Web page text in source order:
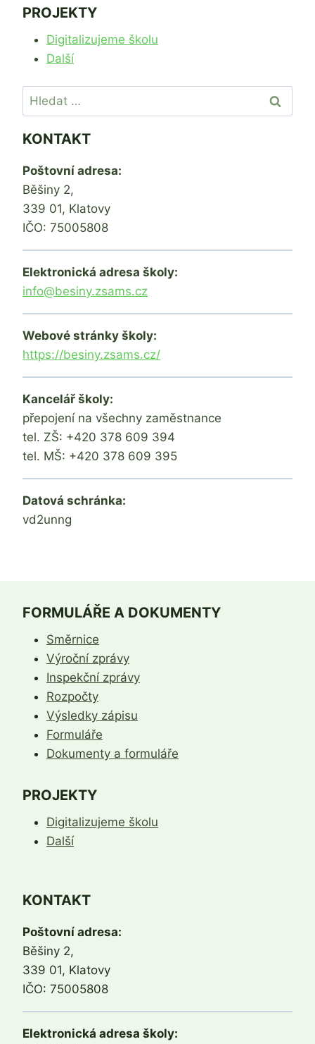
PROJEKTY
Digitalizujeme školu
Další
Vyhledávání
KONTAKT
Poštovní adresa:
Běšiny 2,
339 01, Klatovy
IČO: 75005808
Elektronická adresa školy:
info@besiny.zsams.cz
Webové stránky školy:
https://besiny.zsams.cz/
Kancelář školy:
přepojení na všechny zaměstnance
tel. ZŠ: +420 378 609 394
tel. MŠ: +420 378 609 395
Datová schránka:
vd2unng
FORMULÁŘE A DOKUMENTY
Směrnice
Výroční zprávy
Inspekční zprávy
Rozpočty
Výsledky zápisu
Formuláře
Dokumenty a formuláře
PROJEKTY
Digitalizujeme školu
Další
KONTAKT
Poštovní adresa:
Běšiny 2,
339 01, Klatovy
IČO: 75005808
Elektronická adresa školy: